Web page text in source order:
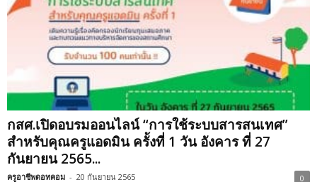
กสศ.เปิดอบรมออนไลน์ “การใช้ระบบสารสนเทศ”
สำหรับคุณครูแอดมิน ครั้งที่ 1 วัน อังคาร ที่ 27
กันยายน 2565...
ครูอาชีพดอทคอม - 20 กันยายน 2565 0